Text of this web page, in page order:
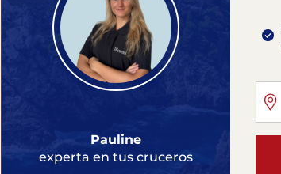
Pauline
experta en tus cruceros